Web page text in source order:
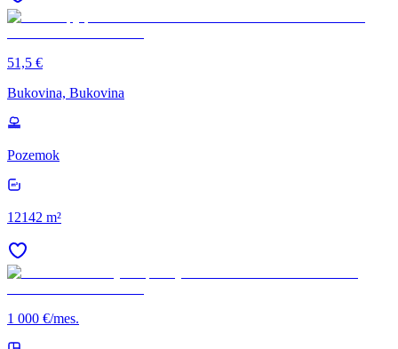
51,5 €
Bukovina, Bukovina
Pozemok
12142 m²
1 000 €/mes.